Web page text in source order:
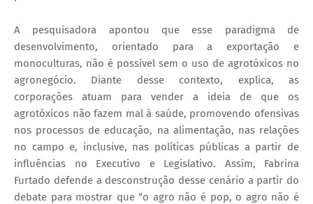
A pesquisadora apontou que esse paradigma de
desenvolvimento, orientado para a exportação e
monoculturas, não é possível sem o uso de agrotóxicos no
agronegócio. Diante desse contexto, explica, as
corporações atuam para vender a ideia de que os
agrotóxicos não fazem mal à saúde, promovendo ofensivas
nos processos de educação, na alimentação, nas relações
no campo e, inclusive, nas políticas públicas a partir de
influências no Executivo e Legislativo. Assim, Fabrina
Furtado defende a desconstrução desse cenário a partir do
debate para mostrar que “o agro não é pop, o agro não é